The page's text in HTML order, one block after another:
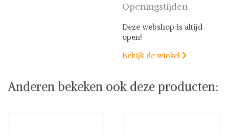
Openingstijden
Deze webshop is altijd
open!
Bekijk de winkel 
Anderen bekeken ook deze producten: